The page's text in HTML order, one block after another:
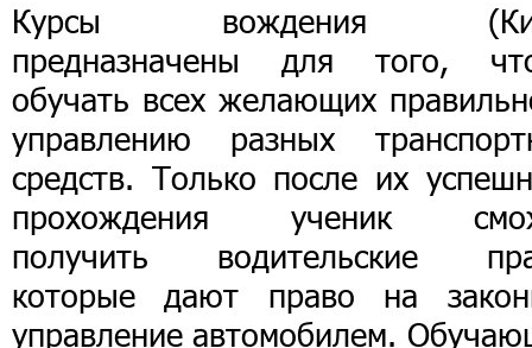
Курсы вождения
предназначены для того,
обучать всех желающих
управлению разных
средств. Только после их
прохождения ученик
получить водительские
которые дают право на
управление автомобилем.